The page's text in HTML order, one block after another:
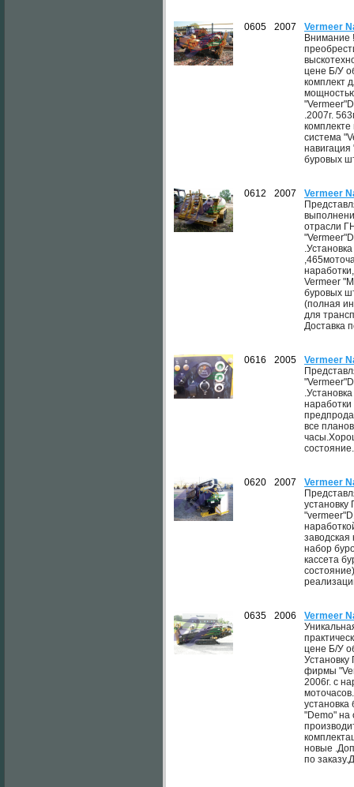
0605 2007
Vermeer
Внимание
цене Б/У
комплект
.2007г.
комплекте
система
буровых
0612 2007
Vermeer
отрасли
Vermeer
буровых
(полная
для
Доставка
0616 2005
Vermeer
все
0620 2007
Vermeer
набор
кассета
0635 2006
Vermeer
цене Б/У
Установку
фирмы
2006г. с
установка
"Demo"
новые
по